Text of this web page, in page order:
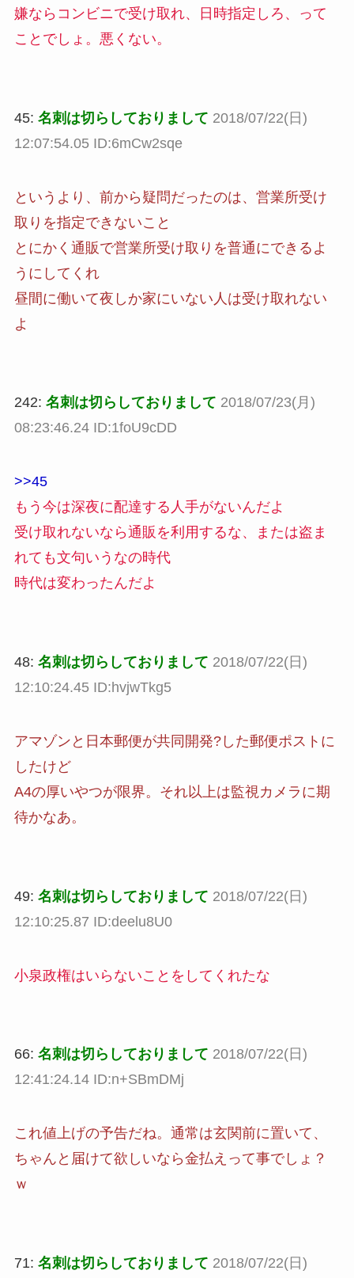
嫌ならコンビニで受け取れ、日時指定しろ、って
ことでしょ。悪くない。
45: 名刺は切らしておりまして 2018/07/22(日)
12:07:54.05 ID:6mCw2sqe
というより、前から疑問だったのは、営業所受け
取りを指定できないこと
とにかく通販で営業所受け取りを普通にできるよ
うにしてくれ
昼間に働いて夜しか家にいない人は受け取れない
よ
242: 名刺は切らしておりまして 2018/07/23(月)
08:23:46.24 ID:1foU9cDD
>>45
もう今は深夜に配達する人手がないんだよ
受け取れないなら通販を利用するな、または盗ま
れても文句いうなの時代
時代は変わったんだよ
48: 名刺は切らしておりまして 2018/07/22(日)
12:10:24.45 ID:hvjwTkg5
アマゾンと日本郵便が共同開発?した郵便ポストに
したけど
A4の厚いやつが限界。それ以上は監視カメラに期
待かなあ。
49: 名刺は切らしておりまして 2018/07/22(日)
12:10:25.87 ID:deelu8U0
小泉政権はいらないことをしてくれたな
66: 名刺は切らしておりまして 2018/07/22(日)
12:41:24.14 ID:n+SBmDMj
これ値上げの予告だね。通常は玄関前に置いて、
ちゃんと届けて欲しいなら金払えって事でしょ？
ｗ
71: 名刺は切らしておりまして 2018/07/22(日)